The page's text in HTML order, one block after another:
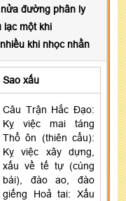
đường phân ly
lạc một khi
khi nhọc nhằn
Sao xấu
Câu Trận Hắc Đạo:
Kỵ việc mai táng
Thổ ôn (thiên cẩu):
Kỵ việc xây dựng,
xấu về tế tự (cúng
bái), đào ao, đào
giếng Hoả tai: Xấu